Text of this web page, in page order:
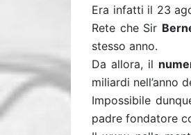
Era infatti il 23
Rete che Sir
stesso anno.
Da allora, il
miliardi nell’anno
Impossibile
padre fondatore